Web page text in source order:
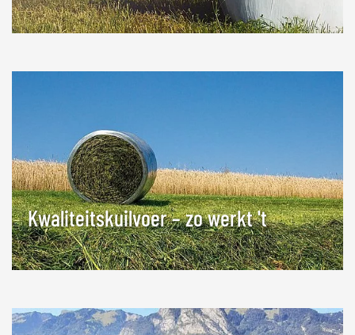
Kwaliteitskuilvoer – zo werkt 't